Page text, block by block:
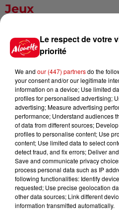
Jeux
Gagnez
Festival
Gagnez
Musée du
Mans !
Alouette
Le respect de votre
priorité
We and our (447) partnersdo the
your consent and/or our legitimate
information on a device; Use limited
profiles for personalised advertising;
advertising; Measure advertising
performance; Understand audiences
of data from different sources;
profiles to personalise content; Use
content; Use limited data to select
detect fraud, and fix errors; Deliver
Save and communicate privacy
process personal data such as IP
following functionalities: Identify
requested; Use precise geolocation
other data sources; Link different
information transmitted automatically.